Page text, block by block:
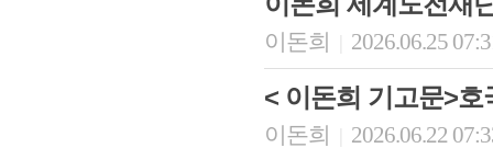
이돈희 2026.06.25
< 이돈희 기고문>
이돈희 2026.06.22